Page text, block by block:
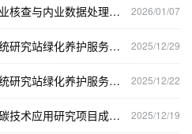
2026/01/07
安徽省固体废物遥感监测外业核查与内业数据处理项目成交公告
2025/12/29
中国科学院太湖湖泊生态系统研究站绿化养护服务项目评审结果公告
2025/12/22
中国科学院太湖湖泊生态系统研究站绿化养护服务询价磋商公告
2025/12/19
城市更新中的绿色能源和低碳技术应用研究项目成交公告